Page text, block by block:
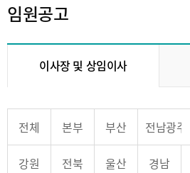
임원공고
이사장 및 상임이사
전체 본부 부산 전남광주
강원 전북 울산 경남